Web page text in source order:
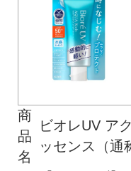
商
品
名
ビオレUV ア
ッセンス（通